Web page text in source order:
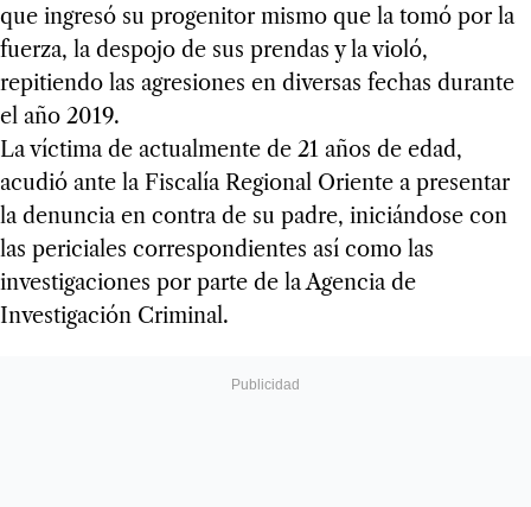
que ingresó su progenitor mismo que la tomó por la
fuerza, la despojo de sus prendas y la violó,
repitiendo las agresiones en diversas fechas durante
el año 2019.
La víctima de actualmente de 21 años de edad,
acudió ante la Fiscalía Regional Oriente a presentar
la denuncia en contra de su padre, iniciándose con
las periciales correspondientes así como las
investigaciones por parte de la Agencia de
Investigación Criminal.